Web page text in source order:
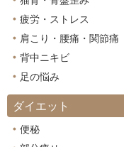
疲労・ストレス
肩こり・腰痛・関節痛
背中ニキビ
足の悩み
ダイエット
便秘